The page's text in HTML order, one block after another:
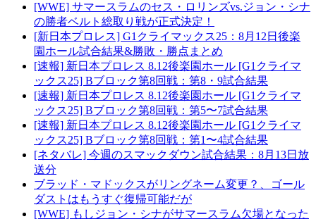
[WWE] サマースラムのセス・ロリンズvs.ジョン・シナ
の勝者ベルト総取り戦が正式決定！
[新日本プロレス] G1クライマックス25：8月12日後楽
園ホール試合結果&勝敗・勝点まとめ
[速報] 新日本プロレス 8.12後楽園ホール [G1クライマ
ックス25] Bブロック第8回戦：第8・9試合結果
[速報] 新日本プロレス 8.12後楽園ホール [G1クライマ
ックス25] Bブロック第8回戦：第5〜7試合結果
[速報] 新日本プロレス 8.12後楽園ホール [G1クライマ
ックス25] Bブロック第8回戦：第1〜4試合結果
[ネタバレ] 今週のスマックダウン試合結果：8月13日放
送分
ブラッド・マドックスがリングネーム変更？、ゴール
ダストはもうすぐ復帰可能だが
[WWE] もしジョン・シナがサマースラム欠場となった